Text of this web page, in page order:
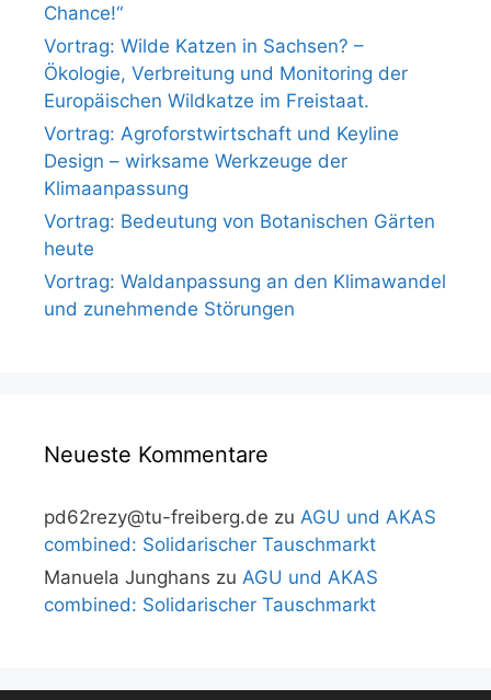
Chance!“
Vortrag: Wilde Katzen in Sachsen? –
Ökologie, Verbreitung und Monitoring der
Europäischen Wildkatze im Freistaat.
Vortrag: Agroforstwirtschaft und Keyline
Design – wirksame Werkzeuge der
Klimaanpassung
Vortrag: Bedeutung von Botanischen Gärten
heute
Vortrag: Waldanpassung an den Klimawandel
und zunehmende Störungen
Neueste Kommentare
pd62rezy@tu-freiberg.de zu AGU und AKAS
combined: Solidarischer Tauschmarkt
Manuela Junghans zu AGU und AKAS
combined: Solidarischer Tauschmarkt